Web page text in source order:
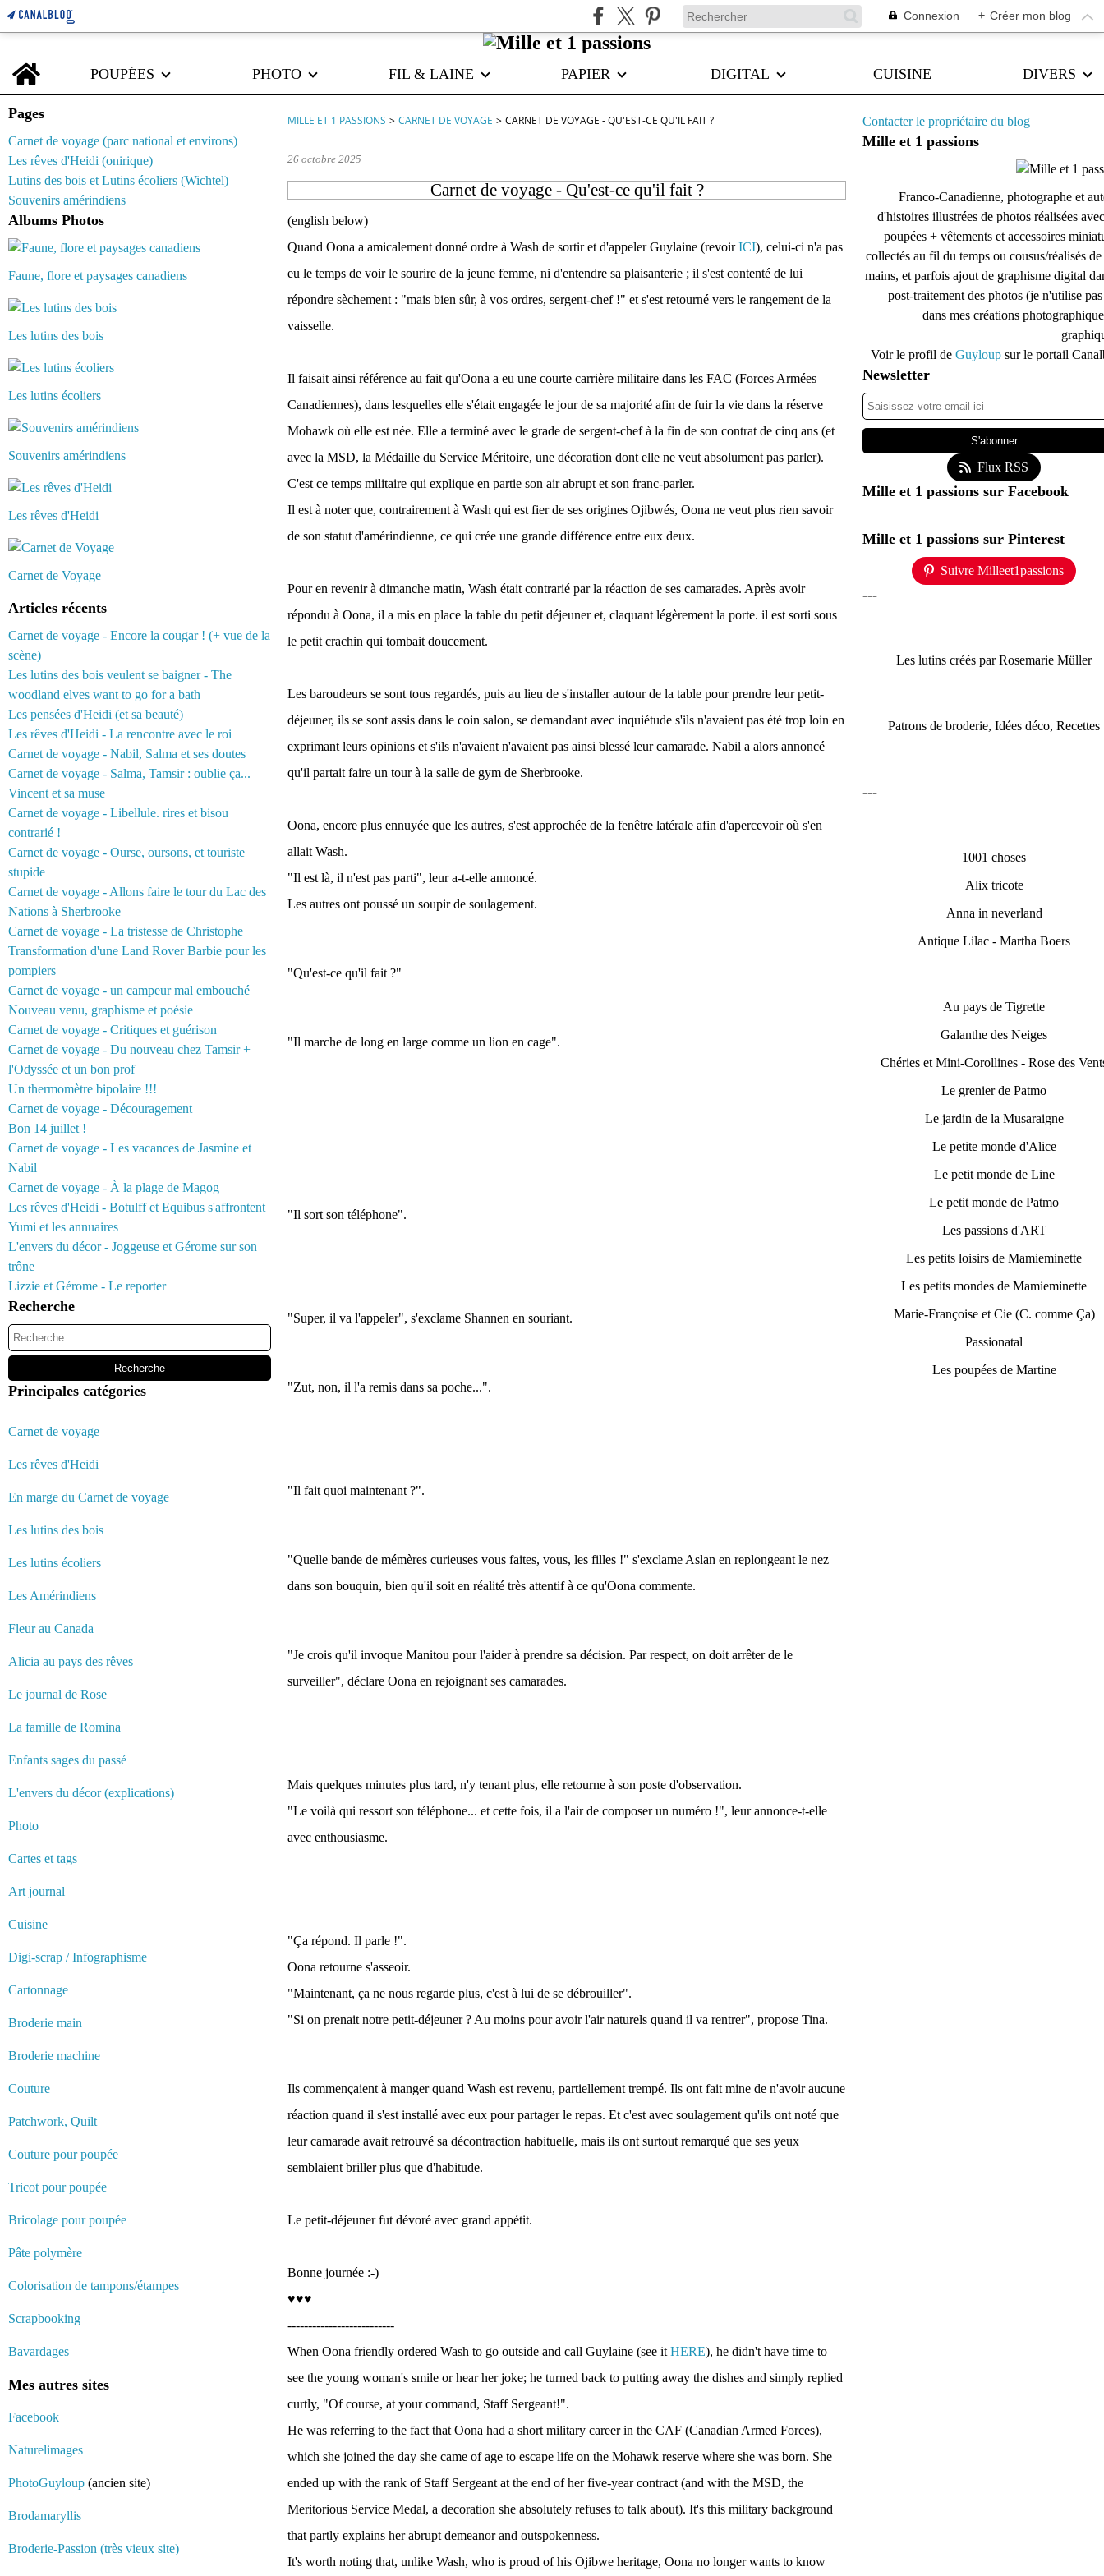
Connexion + Créer mon blog
Home
POUPÉES
PHOTO FIL & LAINE PAPIER DIGITAL CUISINE DIVERS
Pages
Carnet de voyage (parc national et environs)
Les rêves d'Heidi (onirique)
Lutins des bois et Lutins écoliers (Wichtel)
Souvenirs amérindiens
Albums Photos
Faune, flore et paysages canadiens
Les lutins des bois
Les lutins écoliers
Souvenirs amérindiens
Les rêves d'Heidi
Carnet de Voyage
Articles récents
Carnet de voyage - Encore la cougar ! (+ vue de la
scène)
Les lutins des bois veulent se baigner - The
woodland elves want to go for a bath
Les pensées d'Heidi (et sa beauté)
Les rêves d'Heidi - La rencontre avec le roi
Carnet de voyage - Nabil, Salma et ses doutes
Carnet de voyage - Salma, Tamsir : oublie ça...
Vincent et sa muse
Carnet de voyage - Libellule. rires et bisou
contrarié !
Carnet de voyage - Ourse, oursons, et touriste
stupide
Carnet de voyage - Allons faire le tour du Lac des
Nations à Sherbrooke
Carnet de voyage - La tristesse de Christophe
Transformation d'une Land Rover Barbie pour les
pompiers
Carnet de voyage - un campeur mal embouché
Nouveau venu, graphisme et poésie
Carnet de voyage - Critiques et guérison
Carnet de voyage - Du nouveau chez Tamsir +
l'Odyssée et un bon prof
Un thermomètre bipolaire !!!
Carnet de voyage - Découragement
Bon 14 juillet !
Carnet de voyage - Les vacances de Jasmine et
Nabil
Carnet de voyage - À la plage de Magog
Les rêves d'Heidi - Botulff et Equibus s'affrontent
Yumi et les annuaires
L'envers du décor - Joggeuse et Gérome sur son
trône
Lizzie et Gérome - Le reporter
Recherche
Principales catégories
Carnet de voyage
Les rêves d'Heidi
En marge du Carnet de voyage
Les lutins des bois
Les lutins écoliers
Les Amérindiens
Fleur au Canada
Alicia au pays des rêves
Le journal de Rose
La famille de Romina
Enfants sages du passé
L'envers du décor (explications)
Photo
Cartes et tags
Art journal
Cuisine
Digi-scrap / Infographisme
Cartonnage
Broderie main
Broderie machine
Couture
Patchwork, Quilt
Couture pour poupée
Tricot pour poupée
Bricolage pour poupée
Pâte polymère
Colorisation de tampons/étampes
Scrapbooking
Bavardages
Mes autres sites
Facebook
Naturelimages
PhotoGuyloup (ancien site)
Brodamaryllis
Broderie-Passion (très vieux site)
MILLE ET 1 PASSIONS > CARNET DE VOYAGE > CARNET DE VOYAGE - QU'EST-CE QU'IL FAIT ?
26 octobre 2025
Carnet de voyage - Qu'est-ce qu'il fait ?
(english below)
Quand Oona a amicalement donné ordre à Wash de sortir et d'appeler Guylaine (revoirICI), celui-ci n'a pas
eu le temps de voir le sourire de la jeune femme, ni d'entendre sa plaisanterie ; il s'est contenté de lui
répondre sèchement : "mais bien sûr, à vos ordres, sergent-chef !" et s'est retourné vers le rangement de la
vaisselle.
Il faisait ainsi référence au fait qu'Oona a eu une courte carrière militaire dans les FAC (Forces Armées
Canadiennes), dans lesquelles elle s'était engagée le jour de sa majorité afin de fuir la vie dans la réserve
Mohawk où elle est née. Elle a terminé avec le grade de sergent-chef à la fin de son contrat de cinq ans (et
avec la MSD, la Médaille du Service Méritoire, une décoration dont elle ne veut absolument pas parler).
C'est ce temps militaire qui explique en partie son air abrupt et son franc-parler.
Il est à noter que, contrairement à Wash qui est fier de ses origines Ojibwés, Oona ne veut plus rien savoir
de son statut d'amérindienne, ce qui crée une grande différence entre eux deux.
Pour en revenir à dimanche matin, Wash était contrarié par la réaction de ses camarades. Après avoir
répondu à Oona, il a mis en place la table du petit déjeuner et, claquant légèrement la porte. il est sorti sous
le petit crachin qui tombait doucement.
Les baroudeurs se sont tous regardés, puis au lieu de s'installer autour de la table pour prendre leur petit-
déjeuner, ils se sont assis dans le coin salon, se demandant avec inquiétude s'ils n'avaient pas été trop loin en
exprimant leurs opinions et s'ils n'avaient n'avaient pas ainsi blessé leur camarade. Nabil a alors annoncé
qu'il partait faire un tour à la salle de gym de Sherbrooke.
Oona, encore plus ennuyée que les autres, s'est approchée de la fenêtre latérale afin d'apercevoir où s'en
allait Wash.
"Il est là, il n'est pas parti", leur a-t-elle annoncé.
Les autres ont poussé un soupir de soulagement.
"Qu'est-ce qu'il fait ?"
"Il marche de long en large comme un lion en cage".
"Il sort son téléphone".
"Super, il va l'appeler", s'exclame Shannen en souriant.
"Zut, non, il l'a remis dans sa poche...".
"Il fait quoi maintenant ?".
"Quelle bande de mémères curieuses vous faites, vous, les filles !" s'exclame Aslan en replongeant le nez
dans son bouquin, bien qu'il soit en réalité très attentif à ce qu'Oona commente.
"Je crois qu'il invoque Manitou pour l'aider à prendre sa décision. Par respect, on doit arrêter de le
surveiller", déclare Oona en rejoignant ses camarades.
Mais quelques minutes plus tard, n'y tenant plus, elle retourne à son poste d'observation.
"Le voilà qui ressort son téléphone... et cette fois, il a l'air de composer un numéro !", leur annonce-t-elle
avec enthousiasme.
"Ça répond. Il parle !".
Oona retourne s'asseoir.
"Maintenant, ça ne nous regarde plus, c'est à lui de se débrouiller".
"Si on prenait notre petit-déjeuner ? Au moins pour avoir l'air naturels quand il va rentrer", propose Tina.
Ils commençaient à manger quand Wash est revenu, partiellement trempé. Ils ont fait mine de n'avoir aucune
réaction quand il s'est installé avec eux pour partager le repas. Et c'est avec soulagement qu'ils ont noté que
leur camarade avait retrouvé sa décontraction habituelle, mais ils ont surtout remarqué que ses yeux
semblaient briller plus que d'habitude.
Le petit-déjeuner fut dévoré avec grand appétit.
Bonne journée :-)
♥♥♥
--------------------------
When Oona friendly ordered Wash to go outside and call Guylaine (see it HERE), he didn't have time to
see the young woman's smile or hear her joke; he turned back to putting away the dishes and simply replied
curtly, "Of course, at your command, Staff Sergeant!".
He was referring to the fact that Oona had a short military career in the CAF (Canadian Armed Forces),
which she joined the day she came of age to escape life on the Mohawk reserve where she was born. She
ended up with the rank of Staff Sergeant at the end of her five-year contract (and with the MSD, the
Meritorious Service Medal, a decoration she absolutely refuses to talk about). It's this military background
that partly explains her abrupt demeanor and outspokenness.
It's worth noting that, unlike Wash, who is proud of his Ojibwe heritage, Oona no longer wants to know
Contacter le propriétaire du blog
Mille et 1 passions
Franco-Canadienne, photographe et
d'histoires illustrées de photos réalisées
poupées + vêtements et accessoires
collectés au fil du temps ou cousus/réalisés de
mains, et parfois ajout de graphisme digital
post-traitement des photos (je n'utilise
dans mes créations
Voir le profil de Guyloup sur le portail
Newsletter
Flux RSS
Mille et 1 passions sur Facebook
Mille et 1 passions sur Pinterest
Suivre Milleet1passions
---
Les lutins créés par Rosemarie Müller
Patrons de broderie, Idées déco, Recettes
---
1001 choses
Alix tricote
Anna in neverland
Antique Lilac - Martha Boers
Au pays de Tigrette
Galanthe des Neiges
Chéries et Mini-Corollines - Rose des
Le grenier de Patmo
Le jardin de la Musaraigne
Le petite monde d'Alice
Le petit monde de Line
Le petit monde de Patmo
Les passions d'ART
Les petits loisirs de Mamieminette
Les petits mondes de Mamieminette
Marie-Françoise et Cie (C. comme Ça)
Passionatal
Les poupées de Martine